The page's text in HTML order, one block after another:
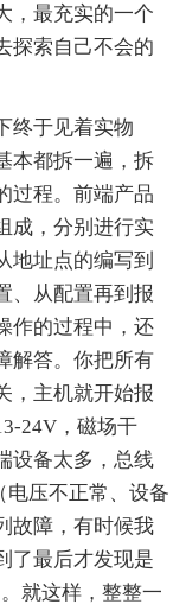
，最充实的一个
探索自己不会的
于见着实物
本都拆一遍，拆
过程。前端产品
成，分别进行实
地址点的编写到
、从配置再到报
作的过程中，还
解答。你把所有
，主机就开始报
24V，磁场干
设备太多，总线
电压不正常、设备
故障，有时候我
了最后才发现是
就这样，整整一